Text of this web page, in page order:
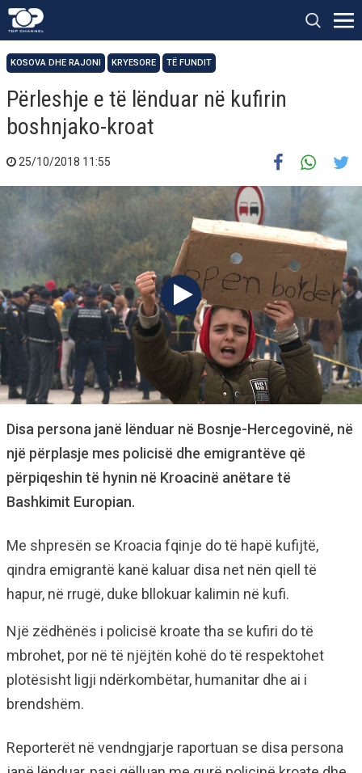
KOSOVA DHE RAJONI KRYESORE TË FUNDIT
Përleshje e të lënduar në kufirin
boshnjako-kroat
25/10/2018 11:55
Disa persona janë lënduar në Bosnje-Hercegovinë, në
një përplasje mes policisë dhe emigrantëve që
përpiqeshin të hynin në Kroacinë anëtare të
Bashkimit Europian.
Me shpresën se Kroacia fqinje do të hapë kufijtë,
qindra emigrantë kanë kaluar disa net nën qiell të
hapur, në rrugë, duke bllokuar kalimin në kufi.
Një zëdhënës i policisë kroate tha se kufiri do të
mbrohet, por në të njëjtën kohë do të respektohet
plotësisht ligji ndërkombëtar, humanitar dhe ai i
brendshëm.
Reporterët në vendngjarje raportuan se disa persona